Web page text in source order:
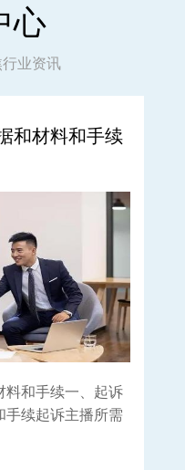
心
业资讯
和材料和手续
料和手续一、起诉
手续起诉主播所需